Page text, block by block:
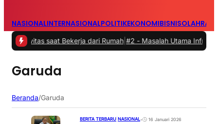
NASIONALINTERNASIONALPOLITIKEKONOMIBISNIS
saat Bekerja dari Rumah |#2 -Masalah Utama Infrastruktur
Garuda
Beranda/Garuda
BERITA TERBARU NASIONAL• 16 Januari 2026